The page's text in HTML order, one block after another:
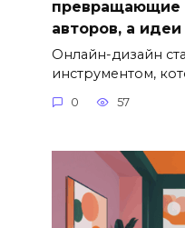
превращающие
авторов, а
Онлайн-дизайн
инструментом,
0 57